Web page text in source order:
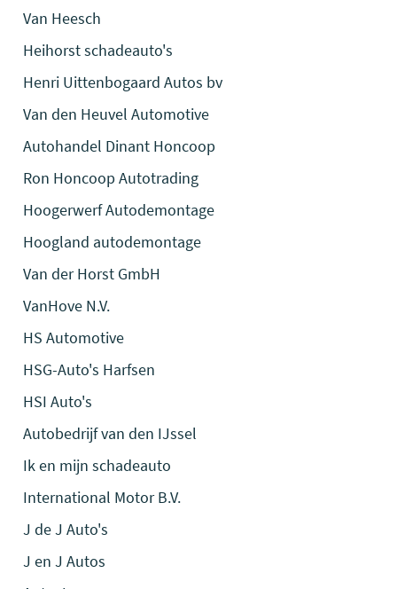
Van Heesch
Heihorst schadeauto's
Henri Uittenbogaard Autos bv
Van den Heuvel Automotive
Autohandel Dinant Honcoop
Ron Honcoop Autotrading
Hoogerwerf Autodemontage
Hoogland autodemontage
Van der Horst GmbH
VanHove N.V.
HS Automotive
HSG-Auto's Harfsen
HSI Auto's
Autobedrijf van den IJssel
Ik en mijn schadeauto
International Motor B.V.
J de J Auto's
J en J Autos